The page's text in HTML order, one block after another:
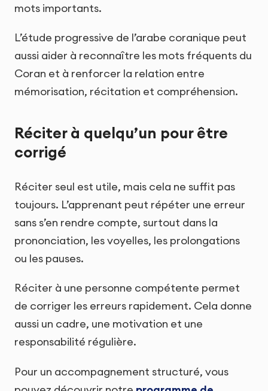
mots importants.
L’étude progressive de l’arabe coranique peut
aussi aider à reconnaître les mots fréquents du
Coran et à renforcer la relation entre
mémorisation, récitation et compréhension.
Réciter à quelqu’un pour être
corrigé
Réciter seul est utile, mais cela ne suffit pas
toujours. L’apprenant peut répéter une erreur
sans s’en rendre compte, surtout dans la
prononciation, les voyelles, les prolongations
ou les pauses.
Réciter à une personne compétente permet
de corriger les erreurs rapidement. Cela donne
aussi un cadre, une motivation et une
responsabilité régulière.
Pour un accompagnement structuré, vous